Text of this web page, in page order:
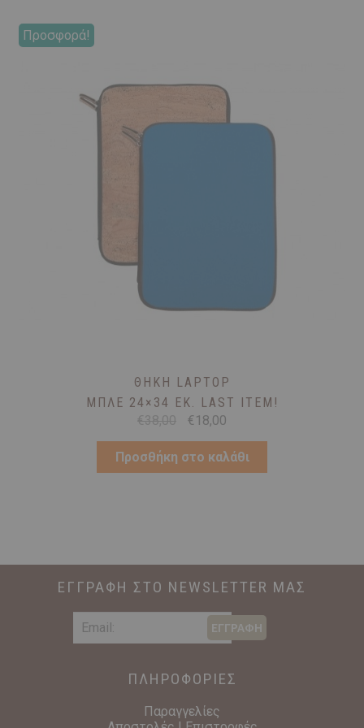
ΘΉΚΗ LAPTOP
ΜΠΛΕ 24×34 ΕΚ. LAST ITEM!
Προσφορά!
€38,00
Original
was:
€38,00.
€ 18,00Η
τιμή
είναι:
Προσθήκη στο καλάθι
ΕΓΓΡΑΦΗ ΣΤΟ NEWSLETTER ΜΑΣ
ΕΓΓΡΑΦΗ
ΠΛΗΡΟΦΟΡΙΕΣ
Παραγγελίες